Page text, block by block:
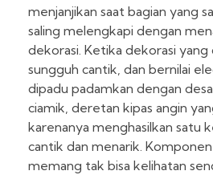
menjanjikan saat bagian yang
saling melengkapi dengan
dekorasi. Ketika dekorasi yang
sungguh cantik, dan bernilai
dipadu padamkan dengan
ciamik, deretan kipas angin
karenanya menghasilkan satu
cantik dan menarik.
memang tak bisa kelihatan